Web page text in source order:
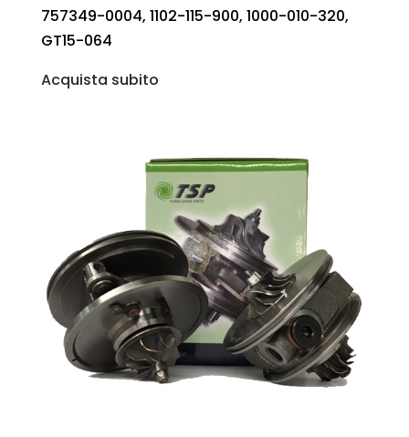
757349-0004, 1102-115-900, 1000-010-320,
GT15-064
Acquista subito